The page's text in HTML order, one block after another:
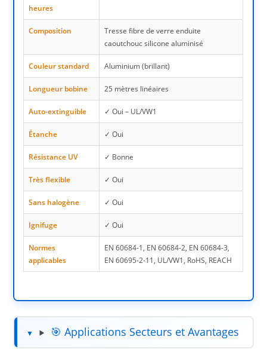
heures
Composition
Tresse fibre de verre enduite
caoutchouc silicone aluminisé
Couleur standard Aluminium (brillant)
Longueur bobine 25 mètres linéaires
Auto-extinguible ✓ Oui – UL/VW1
Étanche ✓ Oui
Résistance UV ✓ Bonne
Très flexible ✓ Oui
Sans halogène ✓ Oui
Ignifuge ✓ Oui
Normes
applicables
EN 60684-1, EN 60684-2, EN 60684-3,
EN 60695-2-11, UL/VW1, RoHS, REACH
🎯 Applications Secteurs et Avantages